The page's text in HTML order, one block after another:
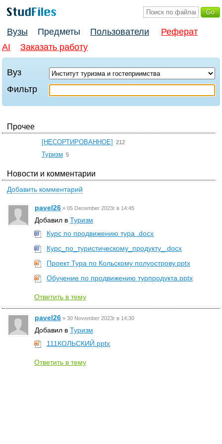
Вузы Предметы Пользователи
Реферат
AI
Заказать работу
Вуз
Фильтр
Прочее
[НЕСОРТИРОВАННОЕ] 212
Туризм 5
Новости и комментарии
Добавить комментарий
pavel26 » 05 December 2023г в 14:45
Добавил в Туризм
Курс по продвижению тура .docx
Курс_по_туристическому_продукту_.docx
Проект Тура по Кольскому полуострову.pptx
Обучение по продвижению турпродукта.pptx
Ответить в тему
pavel26 » 30 November 2023г в 14:30
Добавил в Туризм
111КОЛЬСКИЙ.pptx
Ответить в тему